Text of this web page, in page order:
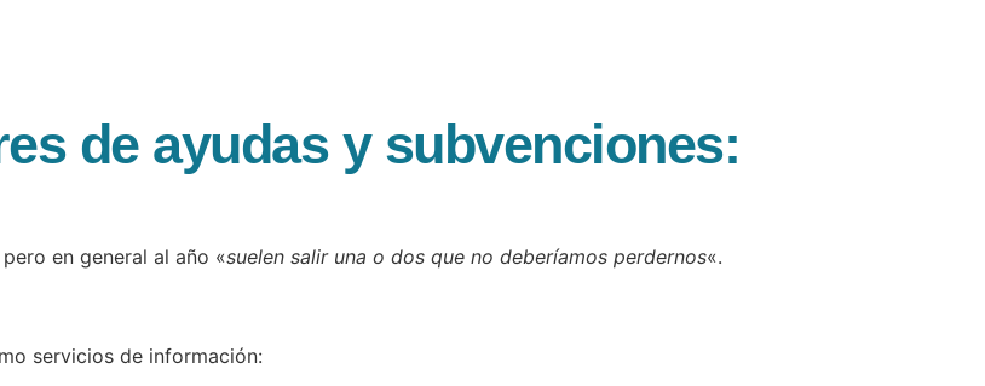
de ayudas y subvenciones:
en general al año «suelen salir una o dos que no deberíamos perdernos«.
servicios de información: